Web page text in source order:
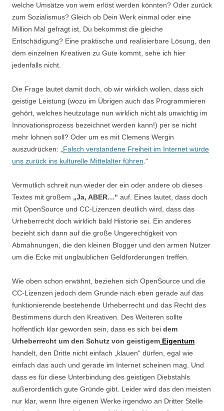
welche Umsätze von wem erlöst werden könnten? Oder zurück
zum Sozialismus? Gleich ob Dein Werk einmal oder eine
Million Mal gefragt ist, Du bekommst die gleiche
Entschädigung? Eine praktische und realisierbare Lösung, den
dem einzelnen Kreativen zu Gute kommt, sehe ich hier
jedenfalls nicht.
Die Frage lautet damit doch, ob wir wirklich wollen, dass sich
geistige Leistung (wozu im Übrigen auch das Programmieren
gehört, welches heutzutage nun wirklich nicht als unwichtig im
Innovationsprozess bezeichnet werden kann!) per se nicht
mehr lohnen soll? Oder um es mit Clemens Wergin
auszudrücken: „ Falsch verstandene Freiheit im Internet würde
uns zurück ins kulturelle Mittelalter führen .“
Vermutlich schreit nun wieder der ein oder andere ob dieses
Textes mit großem „Ja, ABER…“ auf. Eines lautet, dass doch
mit OpenSource und CC-Lizenzen deutlich wird, dass das
Urheberrecht doch wirklich bald Historie sei. Ein anderes
bezieht sich dann auf die große Ungerechtigkeit von
Abmahnungen, die den kleinen Blogger und den armen Nutzer
um die Ecke mit unglaublichen Geldforderungen treffen.
Wie oben schon erwähnt, beziehen sich OpenSource und die
CC-Lizenzen jedoch dem Grunde nach eben gerade auf das
funktionierende bestehende Urheberrecht und das Recht des
Bestimmens durch den Kreativen. Des Weiteren sollte
hoffentlich klar geworden sein, dass es sich bei dem
Urheberrecht um den Schutz von geistigem Eigentum
handelt, den Dritte nicht einfach „klauen“ dürfen, egal wie
einfach das auch und gerade im Internet scheinen mag. Und
dass es für diese Unterbindung des geistigen Diebstahls
außerordentlich gute Gründe gibt. Leider wird das den meisten
nur klar, wenn Ihre eigenen Werke irgendwo an Dritter Stelle